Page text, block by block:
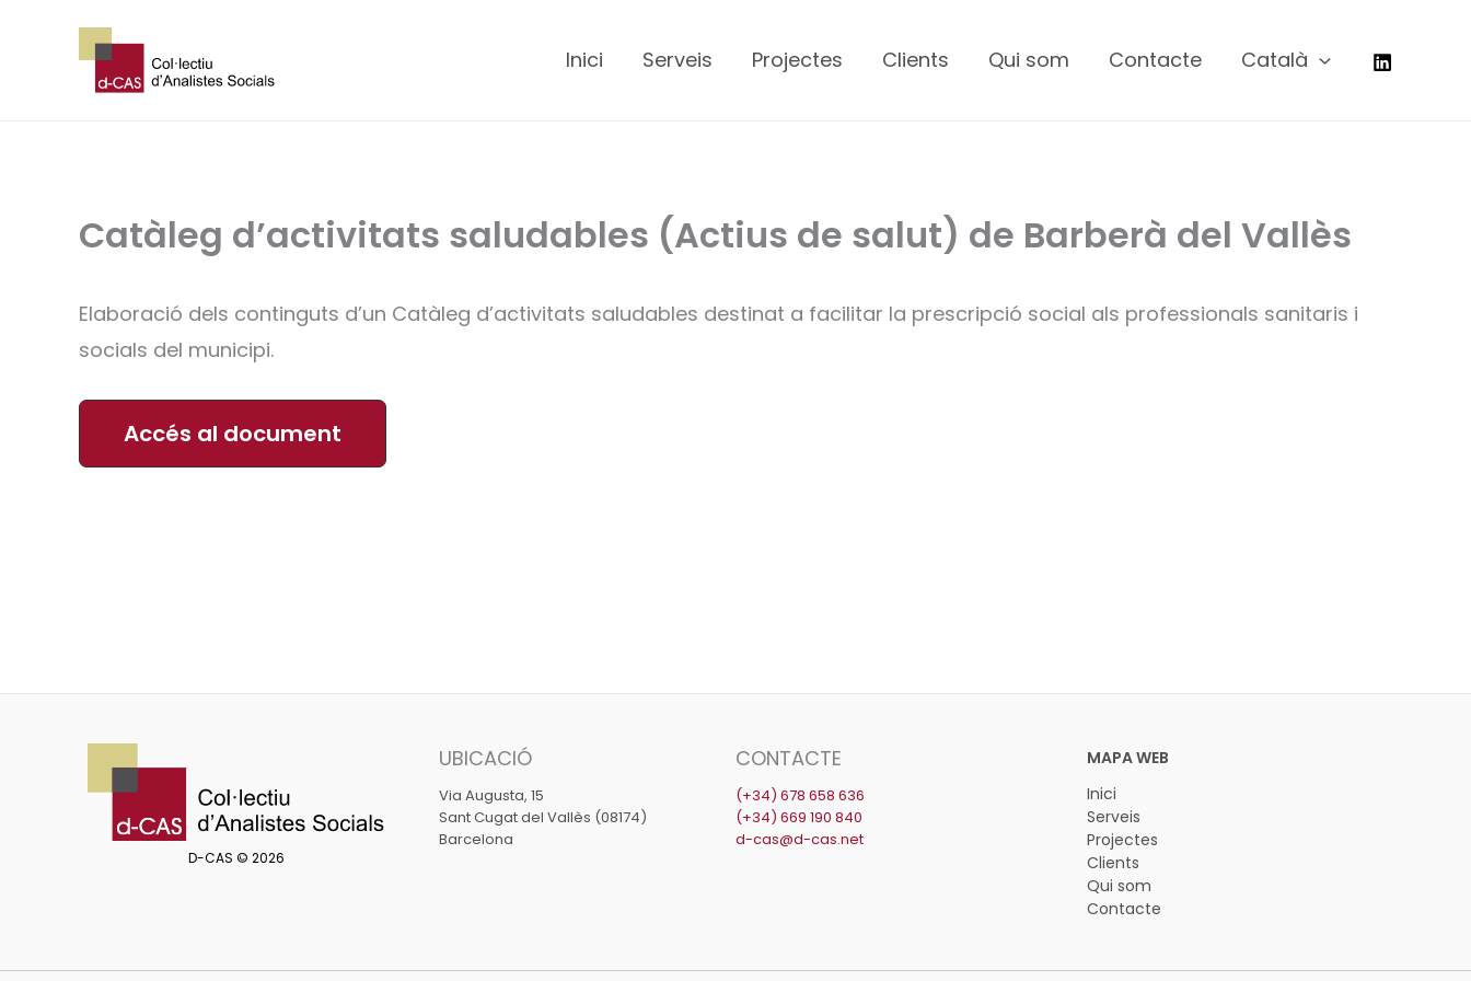
Inici Serveis Projectes Clients Qui som Contacte Català
Catàleg d’activitats saludables (Actius de salut) de Barberà del Vallès
Elaboració dels continguts d’un Catàleg d’activitats saludables destinat a facilitar la prescripció social als professionals sanitaris i
socials del municipi.
Accés al document
D-CAS © 2026
UBICACIÓ
Via Augusta, 15
Sant Cugat del Vallès (08174)
Barcelona
CONTACTE
(+34) 678 658 636
(+34) 669 190 840
d-cas@d-cas.net
Inici
Serveis
Projectes
Clients
Qui som
Contacte